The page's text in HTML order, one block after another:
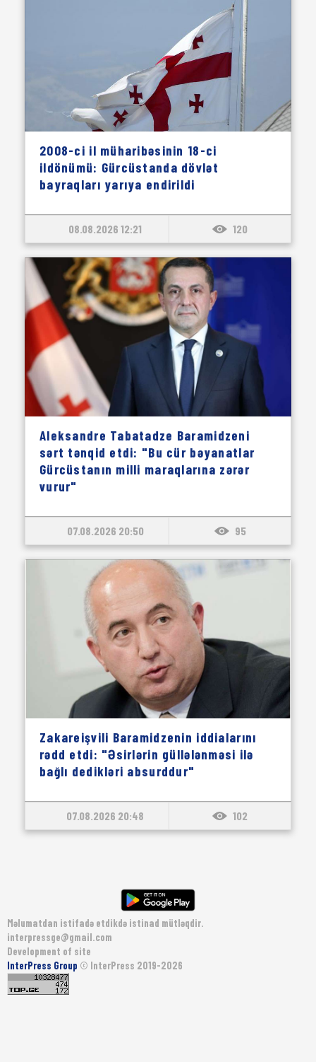
2008-ci il müharibəsinin 18-ci
ildönümü: Gürcüstanda dövlət
bayraqları yarıya endirildi
08.08.2026 12:21 120
Aleksandre Tabatadze Baramidzeni
sərt tənqid etdi: "Bu cür bəyanatlar
Gürcüstanın milli maraqlarına zərər
vurur"
07.08.2026 20:50 95
Zakareişvili Baramidzenin iddialarını
rədd etdi: "Əsirlərin güllələnməsi ilə
bağlı dedikləri absurddur"
07.08.2026 20:48 102
Məlumatdan istifadə etdikdə istinad mütləqdir.
interpressge@gmail.com
Development of site
InterPress Group © InterPress 2019-2026